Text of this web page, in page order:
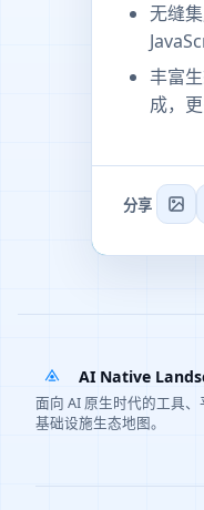
无缝
丰富
成，
分享
AI Native
面向 AI 原生时代的工具、
基础设施生态地图。